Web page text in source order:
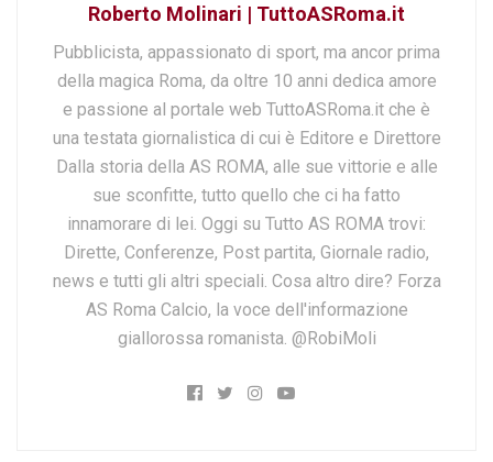
Roberto Molinari | TuttoASRoma.it
Pubblicista, appassionato di sport, ma ancor prima
della magica Roma, da oltre 10 anni dedica amore
e passione al portale web TuttoASRoma.it che è
una testata giornalistica di cui è Editore e Direttore
Dalla storia della AS ROMA, alle sue vittorie e alle
sue sconfitte, tutto quello che ci ha fatto
innamorare di lei. Oggi su Tutto AS ROMA trovi:
Dirette, Conferenze, Post partita, Giornale radio,
news e tutti gli altri speciali. Cosa altro dire? Forza
AS Roma Calcio, la voce dell'informazione
giallorossa romanista. @RobiMoli